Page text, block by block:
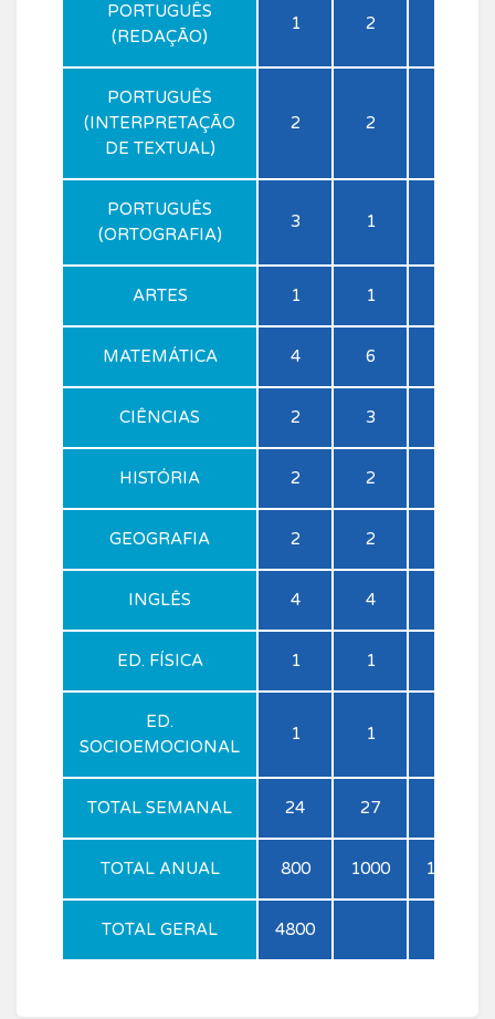
PORTUGUÊS
(REDAÇÃO)
1 2
PORTUGUÊS
(INTERPRETAÇÃO
DE TEXTUAL)
2 2
PORTUGUÊS
(ORTOGRAFIA)
3 1
ARTES 1 1
MATEMÁTICA 4 6
CIÊNCIAS 2 3
HISTÓRIA 2 2
GEOGRAFIA 2 2
INGLÊS 4 4
ED. FÍSICA 1 1
ED.
SOCIOEMOCIONAL
1 1
TOTAL SEMANAL 24 27
TOTAL ANUAL 800 1000 1000
TOTAL GERAL 4800